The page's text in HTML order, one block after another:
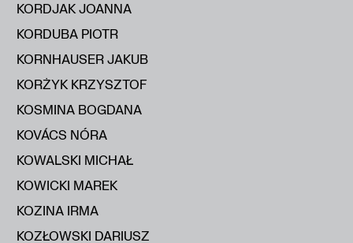
KORDJAK JOANNA
KORDUBA PIOTR
KORNHAUSER JAKUB
KORŻYK KRZYSZTOF
KOSMINA BOGDANA
KOVÁCS NÓRA
KOWALSKI MICHAŁ
KOWICKI MAREK
KOZINA IRMA
KOZŁOWSKI DARIUSZ